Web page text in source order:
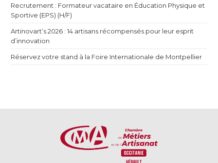
Recrutement : Formateur vacataire en Éducation Physique et
Sportive (EPS) (H/F)
Artinovart’s 2026 : 14 artisans récompensés pour leur esprit
d’innovation
Réservez votre stand à la Foire Internationale de Montpellier